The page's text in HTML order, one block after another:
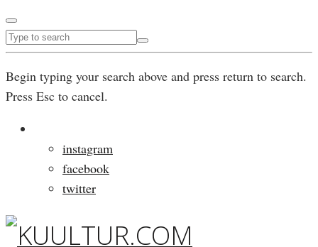
Begin typing your search above and press return to search.
Press Esc to cancel.
instagram
facebook
twitter